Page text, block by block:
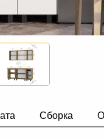
Сборка